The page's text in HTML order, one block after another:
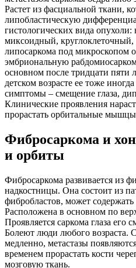
Растет из фасциальной ткани,
липобластическую
гистологических вида
миксоидный,
липосаркома под микроскопом
эмбриональную
основном после тридцати пяти
детском возрасте ее тоже
симптомы – смещение глаза,
Клинические проявления
прорастать орбитальные
Фибросаркома и
и орбиты
Фибросаркома развивается из
надкостницы. Она состоит из
фибробластов, может содержать
Расположена в основном по
Проявляется саркома глаза его
Болеют люди любого возраста.
медленно, метастазы
временем прорастать кости
мозговую ткань.